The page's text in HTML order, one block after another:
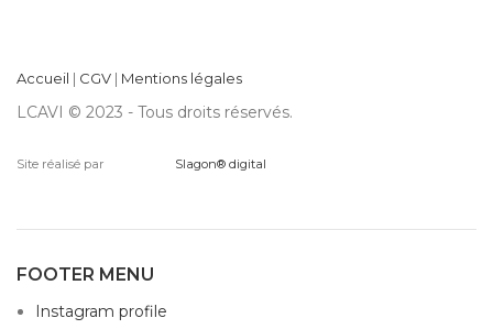
Accueil | CGV | Mentions légales
LCAVI © 2023 - Tous droits réservés.
Site réalisé par Slagon® digital
FOOTER MENU
Instagram profile